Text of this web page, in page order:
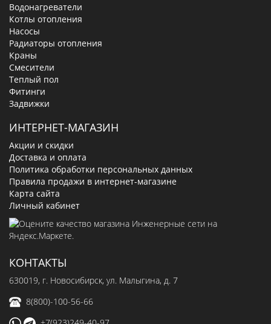
Водонагреватели
Котлы отопления
Насосы
Радиаторы отопления
Краны
Смесители
Теплый пол
Фитинги
Задвижки
ИНТЕРНЕТ-МАГАЗИН
Акции и скидки
Доставка и оплата
Политика обработки персональных данных
Правила продажи в интернет-магазине
Карта сайта
Личный кабинет
КОНТАКТЫ
630019, г. Новосибирск, ул. Малыгина, д. 7
8(800)-100-56-66